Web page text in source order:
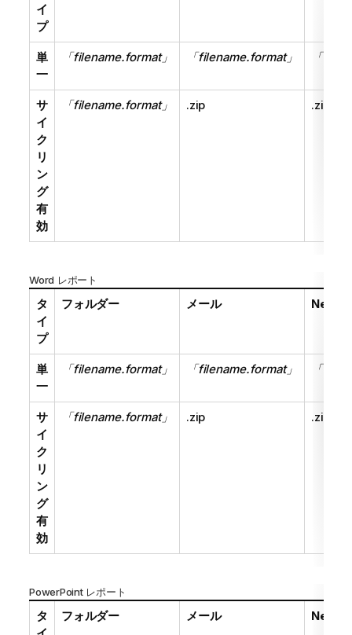
イ
プ
単
一
「filename.format」 「filename.format」 「
サ
イ
ク
リ
ン
グ
有
効
「filename.format」 .zip .zip
Word レポート
タ
イ
プ
フォルダー メール
単
一
「filename.format」 「filename.format」 「
サ
イ
ク
リ
ン
グ
有
効
「filename.format」 .zip .zip
PowerPoint レポート
タ
フォルダー メール